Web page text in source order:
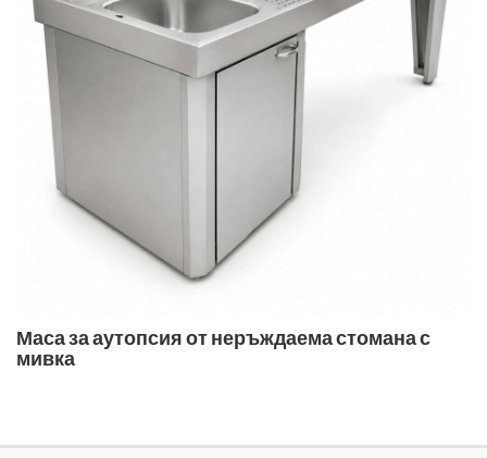
Маса за аутопсия от неръждаема стомана с
мивка